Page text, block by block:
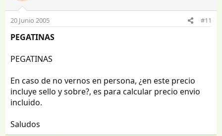
20 Junio 2005 #11
PEGATINAS
PEGATINAS
En caso de no vernos en persona, ¿en este precio
incluye sello y sobre?, es para calcular precio envio
incluido.
Saludos